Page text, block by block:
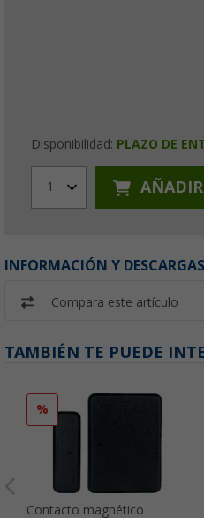
Disponibilidad: PLAZO DE
1
INFORMACIÓN Y DESCARGAS
Compara este artículo
TAMBIÉN TE PUEDE
%
Contacto magnético